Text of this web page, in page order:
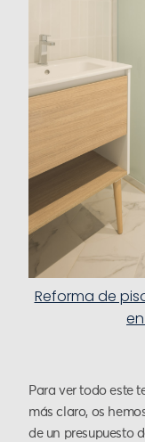
Reforma de
Para ver todo este
más claro, os
de un presupuesto